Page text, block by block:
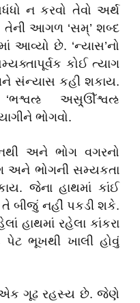
ન કરવો તેવો અર્થ
તેની આગળ ‘સમ્‌’ શબ્દ
આવ્યો છે. ‘ન્યાસ’નો
કોઈ ત્યાગ
સંન્યાસ કહી શકાય.
અસ્ર્ઊેંશ્વઌ
ભોગવો.
અને ભોગ વગરનો
અને ભોગની સમ્યકતા
જેના હાથમાં કાંઈ
તે બીજું નહીં પકડી શકે.
હાથમાં રહેલા કાંકરા
પેટ ભૂખથી ખાલી હોવું
એક ગૂઢ રહસ્ય છે. જેણે